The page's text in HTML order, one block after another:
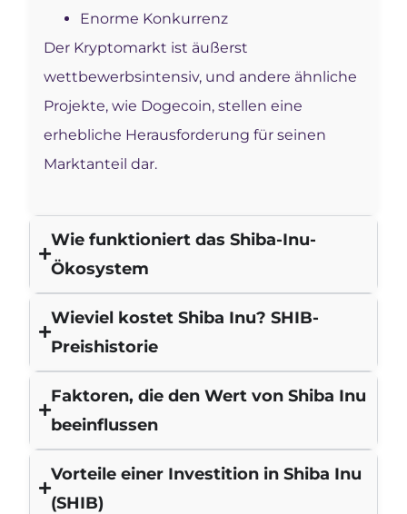
Enorme Konkurrenz
Der Kryptomarkt ist äußerst
wettbewerbsintensiv, und andere ähnliche
Projekte, wie Dogecoin, stellen eine
erhebliche Herausforderung für seinen
Marktanteil dar.
Wie funktioniert das Shiba-Inu-
Ökosystem
Wieviel kostet Shiba Inu? SHIB-
Preishistorie
Faktoren, die den Wert von Shiba Inu
beeinflussen
Vorteile einer Investition in Shiba Inu
(SHIB)